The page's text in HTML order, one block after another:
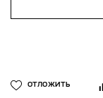
ОТЛОЖИТЬ